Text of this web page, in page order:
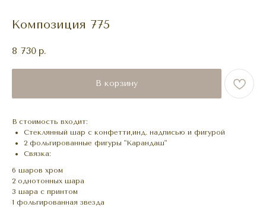
Композиция 775
8 730 р.
В корзину
В стоимость входит:
Стеклянный шар с конфетти,инд. надписью и фигурой
2 фольгированные фигуры "Карандаш"
Связка:
6 шаров хром
2 однотонных шара
3 шара с принтом
1 фольгированная звезда